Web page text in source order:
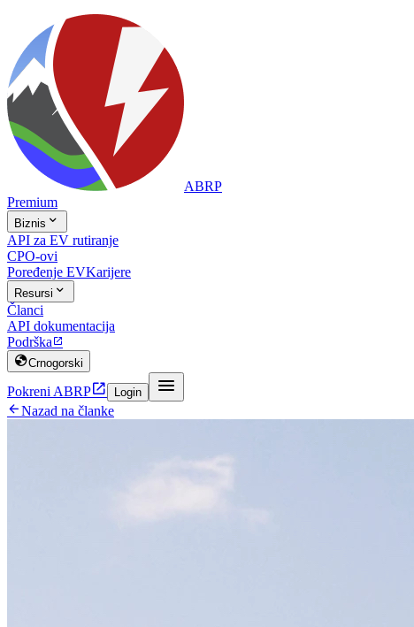
ABRP
Premium
Biznis 
API za EV rutiranje
CPO-ovi
Poređenje EVKarijere
Resursi 
Članci
API dokumentacija
Podrška 
Crnogorski
Pokreni ABRP Login 
Nazad na članke